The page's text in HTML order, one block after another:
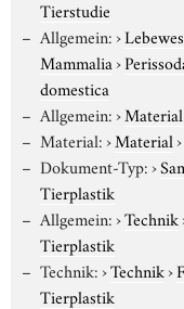
Tierstudie
Allgemein:›
Mammalia›
domestica
Allgemein:›Material
Material:›Material›
Dokument-Typ:›
Tierplastik
Allgemein:›Technik
Tierplastik
Technik:›Technik›
Tierplastik